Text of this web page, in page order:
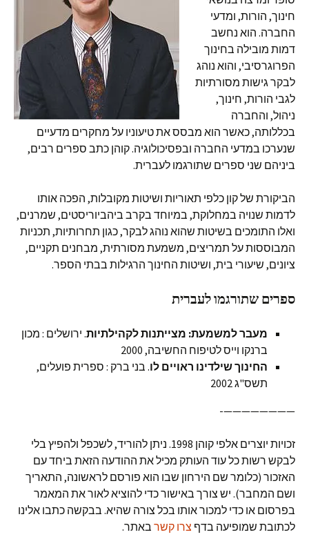
חינוך, הורות, ומדעי
החברה. הוא נחשב
דמות מובילה בחינוך
הפרוגרסיבי, והוא נוהג
לבקר גישות מסורתיות
לגבי הורות, חינוך,
ניהול, והחברה
בכללותה, כאשר הוא מבסס את טיעוניו על מחקרים מדעיים
שנערכו במדעי החברה ובפסיכולוגיה. קוהן כתב ספרים רבים,
ביניהם שני ספרים שתורגמו לעברית.
הביקורת של קון כלפי תאוריות ושיטות מקובלות, הפכה אותו
לדמות שנויה במחלוקת, במיוחד בקרב ביהביוריסטים, שמרנים,
ואלו התומכים בשיטות שהוא נוהג לבקר, כגון תחרותיות, תכניות
המבוססות על תמריצים, משמעת מסורתית, מבחנים תקניים,
ציונים, שיעורי בית, ושיטות החינוך הרגילות בבתי הספר.
ספרים שתורגמו לעברית
מעבר למשמעת: מצייתנות לקהילתיות. ירושלים : מכון
ברנקו וייס לטיפוח החשיבה, 2000
החינוך שילדינו ראויים לו. בני ברק : ספרית פועלים,
תשס"ג 2002
————————-
זכויות יוצרים אלפי קוהן 1998. ניתן להוריד, לשכפל ולהפיץ בלי
לבקש רשות כל עוד העותק מכיל את ההודעה הזאת ביחד עם
האזכור (כלומר שם הירחון שבו הוא פורסם לראשונה, התאריך
ושם המחבר). יש צורך באישור כדי להוציא לאור את המאמר
בפרסום או כדי למכור אותו בכל צורה שהיא. בבקשה כתבו אלינו
לכתובת שמופיעה בדף צרו קשר באתר.